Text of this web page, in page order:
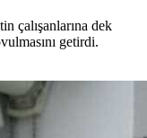
çalışanlarına dek
getirdi.